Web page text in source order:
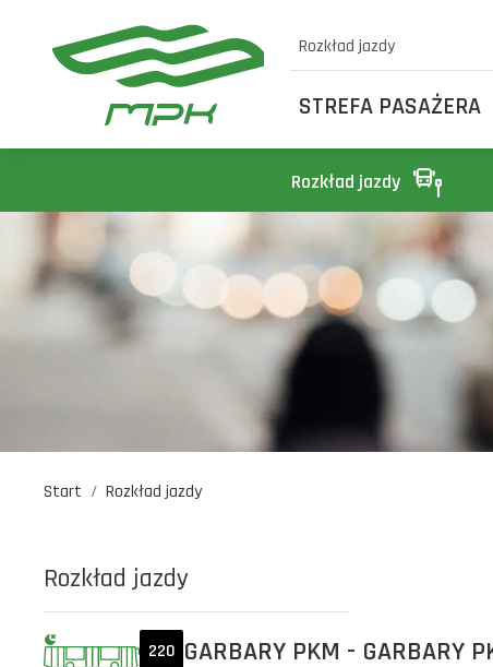
Rozkład jazdy
STREFA PASAŻERA
Rozkład jazdy
Start Rozkład jazdy
Rozkład jazdy
220 GARBARY PKM - GARBARY